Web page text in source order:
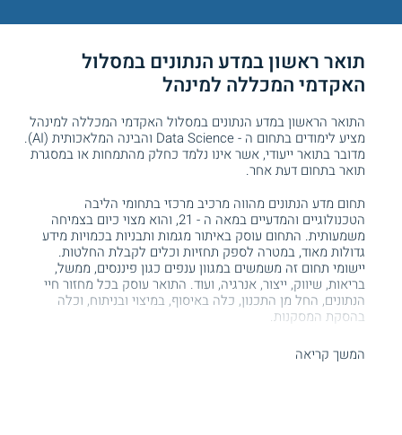
תואר ראשון במדע הנתונים במסלול
האקדמי המכללה למינהל
התואר הראשון במדע הנתונים במסלול האקדמי המכללה למינהל
מציע לימודים בתחום ה - Data Science והבינה המלאכותית (AI).
מדובר בתואר ייעודי, אשר אינו נלמד כחלק מהתמחות או במסגרת
תואר בתחום דעת אחר.
תחום מדע הנתונים מהווה מרכיב מרכזי בתחומי הליבה
הטכנולוגיים והמדעיים במאה ה - 21, והוא מצוי כיום בצמיחה
משמעותית. התחום עוסק באיתור מגמות ותבניות בכמויות מידע
גדולות מאוד, במטרה לספק תחזיות וכלים לקבלת החלטות.
יישומי תחום זה משמשים במגוון ענפים כגון פיננסים, ממשל,
בריאות, שיווק, ייצור, אנרגיה, ועוד. התואר עוסק בכל מחזור חיי
הנתונים, החל מן התכנון, כלה באיסוף, במיצוי ובניתוח, וכלה
בהסקת המסקנות.
הביקוש למומחים בענף זה בתעשייה הולך ועולה בהתמדה, עם
גידול של מאות משרות מדי שנה. בשוק של היום ישנו מחסור
המשך קריאה